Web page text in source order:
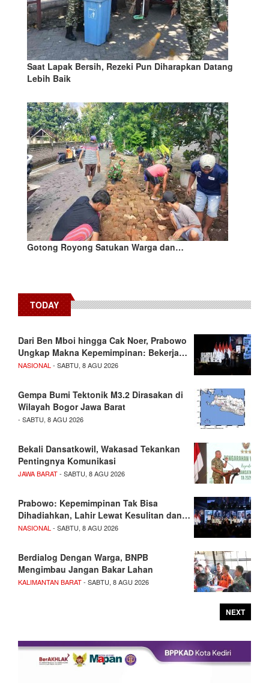
Saat Lapak Bersih, Rezeki Pun Diharapkan Datang
Lebih Baik
Gotong Royong Satukan Warga dan…
TODAY
Dari Ben Mboi hingga Cak Noer, Prabowo
Ungkap Makna Kepemimpinan: Bekerja…
NASIONAL- SABTU, 8 AGU 2026
Gempa Bumi Tektonik M3.2 Dirasakan di
Wilayah Bogor Jawa Barat
- SABTU, 8 AGU 2026
Bekali Dansatkowil, Wakasad Tekankan
Pentingnya Komunikasi
JAWA BARAT- SABTU, 8 AGU 2026
Prabowo: Kepemimpinan Tak Bisa
Dihadiahkan, Lahir Lewat Kesulitan dan…
NASIONAL- SABTU, 8 AGU 2026
Berdialog Dengan Warga, BNPB
Mengimbau Jangan Bakar Lahan
KALIMANTAN BARAT- SABTU, 8 AGU 2026
NEXT